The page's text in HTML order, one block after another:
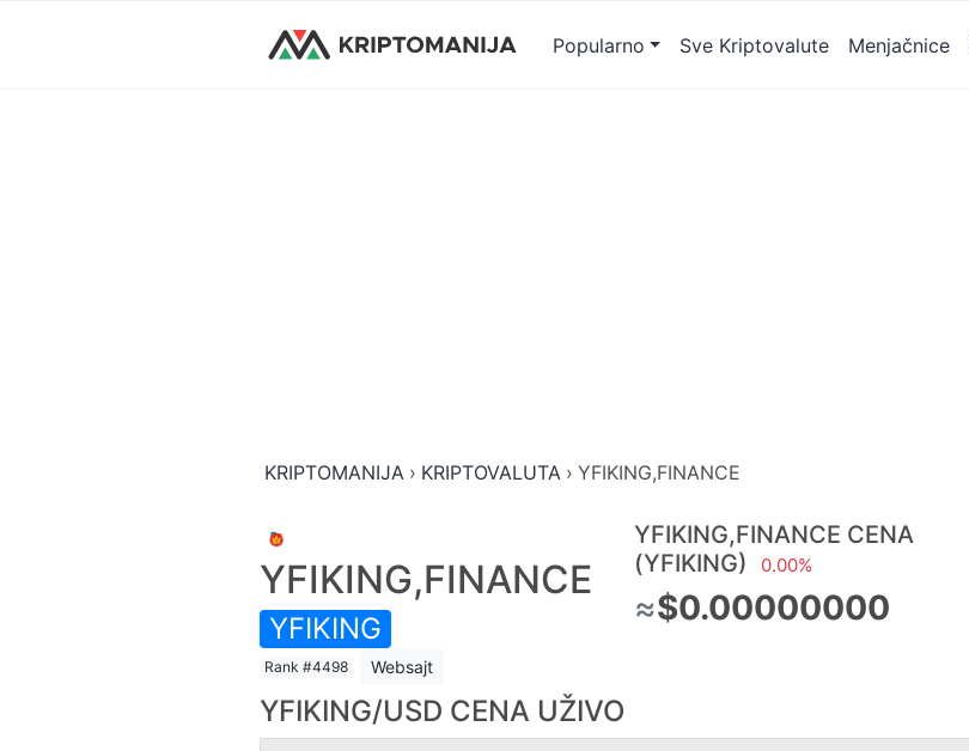
Popularno Sve Kriptovalute Menjačnice
KRIPTOMANIJA › KRIPTOVALUTA › YFIKING,FINANCE
YFIKING,FINANCE
YFIKING
Rank #4498 Websajt
YFIKING,FINANCE CENA
(YFIKING)
0.00%
≈$0.00000000
YFIKING/USD CENA UŽIVO